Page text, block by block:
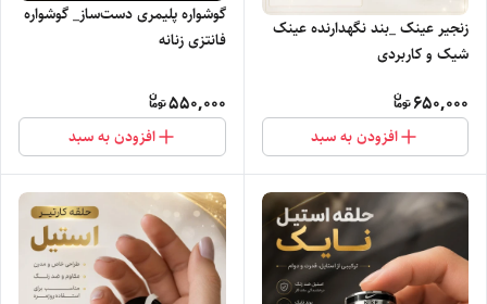
زنجیر عینک _بند نگهدارنده عینک
شیک و کاربردی
650,000
افزودن به سبد
گوشواره پلیمری دست‌ساز_ گوشواره
فانتزی زنانه
550,000
افزودن به سبد